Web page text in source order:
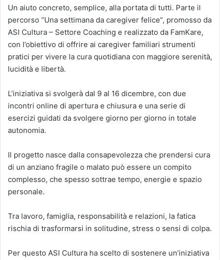
Un aiuto concreto, semplice, alla portata di tutti. Parte il
percorso “Una settimana da caregiver felice”, promosso da
ASI Cultura – Settore Coaching e realizzato da FamKare,
con l’obiettivo di offrire ai caregiver familiari strumenti
pratici per vivere la cura quotidiana con maggiore serenità,
lucidità e libertà.
L’iniziativa si svolgerà dal 9 al 16 dicembre, con due
incontri online di apertura e chiusura e una serie di
esercizi guidati da svolgere giorno per giorno in totale
autonomia.
Il progetto nasce dalla consapevolezza che prendersi cura
di un anziano fragile o malato può essere un compito
complesso, che spesso sottrae tempo, energie e spazio
personale.
Tra lavoro, famiglia, responsabilità e relazioni, la fatica
rischia di trasformarsi in solitudine, stress o sensi di colpa.
Per questo ASI Cultura ha scelto di sostenere un’iniziativa